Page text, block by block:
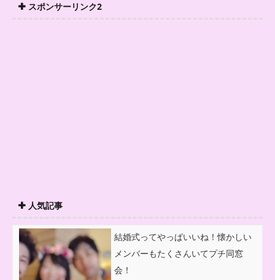
スポンサーリンク2
人気記事
結婚式ってやっぱいいね！懐かしい
メンバーもたくさんいてプチ同窓
会！